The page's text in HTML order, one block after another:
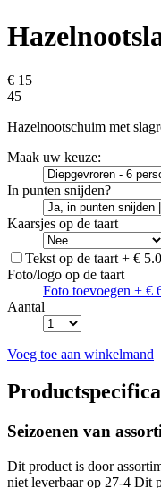
€ 15
45
Hazelnootschuim met
Maak uw keuze:
In punten snijden?
Kaarsjes op de taart
Tekst op de taart + €
Foto/logo op de taart
Foto toevoegen + €
Aantal
Voeg toe aan winkelmand
Seizoenen van
Dit product is door
niet leverbaar op 27-4 Dit